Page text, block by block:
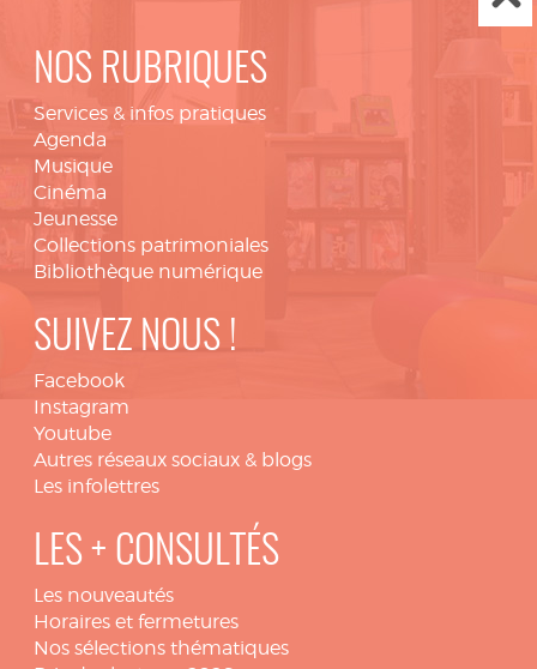
NOS RUBRIQUES
Services & infos pratiques
Agenda
Musique
Cinéma
Jeunesse
Collections patrimoniales
Bibliothèque numérique
SUIVEZ NOUS !
Facebook
Instagram
Youtube
Autres réseaux sociaux & blogs
Les infolettres
LES + CONSULTÉS
Les nouveautés
Horaires et fermetures
Nos sélections thématiques